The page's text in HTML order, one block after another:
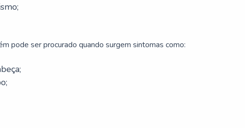
pode ser procurado quando surgem sintomas como: